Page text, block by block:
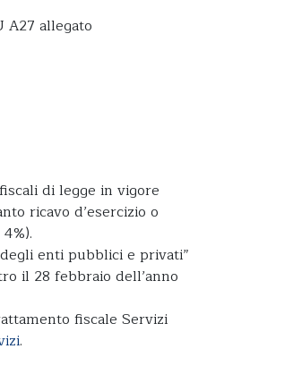
A27 allegato
di legge in vigore
ricavo d’esercizio o
enti pubblici e privati”
il 28 febbraio dell’anno
fiscale Servizi
.